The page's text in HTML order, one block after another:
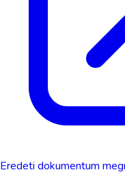
Eredeti dokumentum